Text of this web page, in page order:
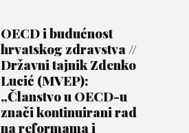
OECD i budućnost
hrvatskog zdravstva //
Državni tajnik Zdenko
Lucić (MVEP):
„Članstvo u OECD-u
znači kontinuirani rad
na reformama i